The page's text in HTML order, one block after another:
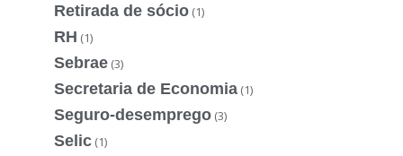
Retirada de sócio (1)
RH (1)
Sebrae (3)
Secretaria de Economia (1)
Seguro-desemprego (3)
Selic (1)